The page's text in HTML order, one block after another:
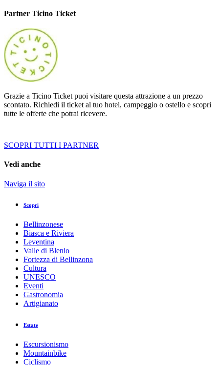
Partner Ticino Ticket
Grazie a Ticino Ticket puoi visitare questa attrazione a un prezzo
scontato. Richiedi il ticket al tuo hotel, campeggio o ostello e scopri
tutte le offerte che potrai ricevere.
SCOPRI TUTTI I PARTNER
Vedi anche
Naviga il sito
Scopri
Bellinzonese
Biasca e Riviera
Leventina
Valle di Blenio
Fortezza di Bellinzona
Cultura
UNESCO
Eventi
Gastronomia
Artigianato
Estate
Escursionismo
Mountainbike
Ciclismo